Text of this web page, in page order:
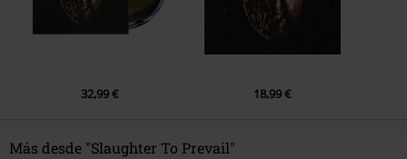
32,99 € 18,99 €
Más desde "Slaughter To Prevail"